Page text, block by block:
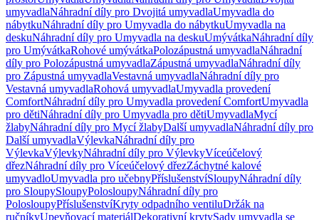
umyvadlaNáhradní díly pro Dvojitá umyvadlaUmyvadla do
nábytkuNáhradní díly pro Umyvadla do nábytkuUmyvadla na
deskuNáhradní díly pro Umyvadla na deskuUmývátkaNáhradní díly
pro UmývátkaRohové umývátkaPolozápustná umyvadlaNáhradní
díly pro Polozápustná umyvadlaZápustná umyvadlaNáhradní díly
pro Zápustná umyvadlaVestavná umyvadlaNáhradní díly pro
Vestavná umyvadlaRohová umyvadlaUmyvadla provedení
ComfortNáhradní díly pro Umyvadla provedení ComfortUmyvadla
pro dětiNáhradní díly pro Umyvadla pro dětiUmyvadlaMycí
žlabyNáhradní díly pro Mycí žlabyDalší umyvadlaNáhradní díly pro
Další umyvadlaVýlevkaNáhradní díly pro
VýlevkaVýlevkyNáhradní díly pro VýlevkyVíceúčelový
dřezNáhradní díly pro Víceúčelový dřezZáchytné kalové
umyvadloUmyvadla pro učebnyPříslušenstvíSloupyNáhradní díly
pro SloupySloupyPolosloupyNáhradní díly pro
PolosloupyPříslušenstvíKryty odpadního ventiluDržák na
ručníkyUpevňovací materiálDekorativní krytySady umyvadla se